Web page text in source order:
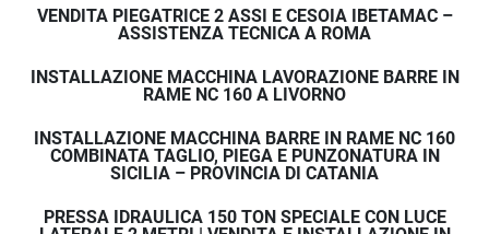
VENDITA PIEGATRICE 2 ASSI E CESOIA IBETAMAC –
ASSISTENZA TECNICA A ROMA
INSTALLAZIONE MACCHINA LAVORAZIONE BARRE IN
RAME NC 160 A LIVORNO
INSTALLAZIONE MACCHINA BARRE IN RAME NC 160
COMBINATA TAGLIO, PIEGA E PUNZONATURA IN
SICILIA – PROVINCIA DI CATANIA
PRESSA IDRAULICA 150 TON SPECIALE CON LUCE